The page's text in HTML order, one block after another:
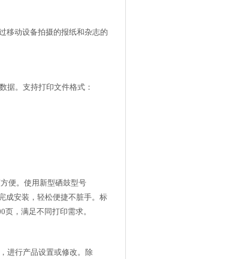
移动设备拍摄的报纸和杂志的
。支持打印文件格式：
便。使用新型硒鼓型号
成安装，轻松便捷不脏手。标
，满足不同打印需求。
进行产品设置或修改。除